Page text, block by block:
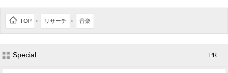
TOP > リサーチ > 音楽
Special - PR -